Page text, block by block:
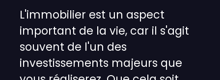
L'immobilier est un aspect
important de la vie, car il s'agit
souvent de l'un des
investissements majeurs que